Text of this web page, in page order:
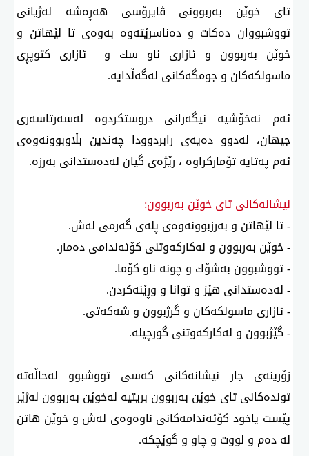
تای خوێن بەربوونی ڤایرۆسی هەڕەشە لەژیانی
تووشبووان دەكات و دەناسرێتەوە بەوەی تا لێهاتن و
خوێن بەربوون و ئازاری ناو سك و ئازاری كتوپڕی
ماسولكەكان و جومگەكانی لەگەڵدایە.
ئەم نەخۆشیە نیگەرانی دروستكردوە لەسەرتاسەری
جیهان، لەدوو دەیەی رابردوودا چەندین بڵاوبوونەوەی
ئەم پەتایە تۆماركراوە ، رێژەی گیان لەدەستدانی بەرزە.
نیشانەكانی تای خوێن بەربوون:
- تا لێهاتن و بەرزبوونەوەی پلەی گەرمی لەش.
- خوێن بەربوون و لەكاركەوتنی كۆئەندامی دەمار.
- تووشبوون بەشۆك و چونە ناو كۆما.
- لەدەستدانی هێز و توانا و وڕێنەكردن.
- ئازاری ماسولكەكان و گرژبوون و شەكەتی.
- گێژبوون و لەكاركەوتنی گورچیلە.
زۆرینەی جار نیشانەكانی كەسی تووشبوو لەحاڵەتە
توندەكانی تای خوێن بەربوون بریتیە لەخوێن بەربوون لەژێر
پێست یاخود كۆئەندامەكانی ناوەوەی لەش و خوێن هاتن
لە دەم و لووت و چاو و گوێچكە.